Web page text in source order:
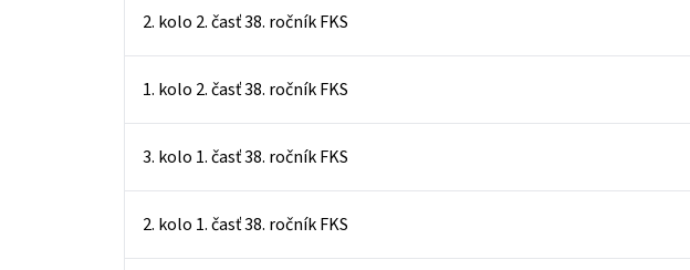
2. kolo 2. časť 38. ročník FKS
1. kolo 2. časť 38. ročník FKS
3. kolo 1. časť 38. ročník FKS
2. kolo 1. časť 38. ročník FKS